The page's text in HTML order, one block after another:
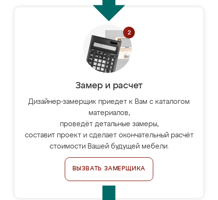
Замер и расчет
Дизайнер-замерщик приедет к Вам с каталогом
материалов,
проведёт детальные замеры,
составит проект и сделает окончательный расчёт
стоимости Вашей будущей мебели.
ВЫЗВАТЬ ЗАМЕРЩИКА